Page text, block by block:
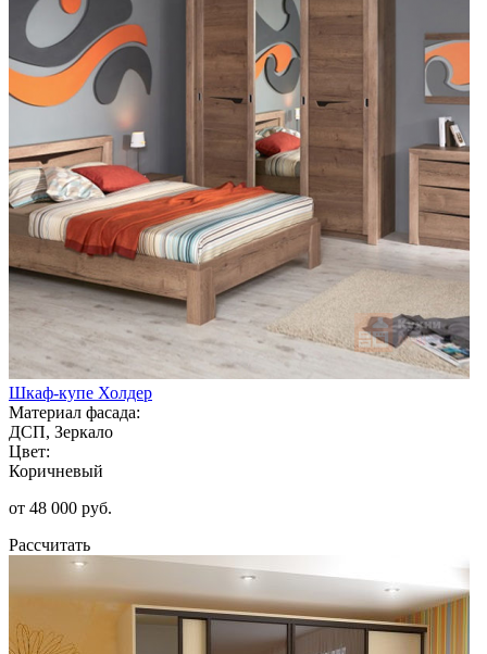
Шкаф-купе Холдер
Материал фасада:
ДСП, Зеркало
Цвет:
Коричневый
от 48 000 руб.
Рассчитать